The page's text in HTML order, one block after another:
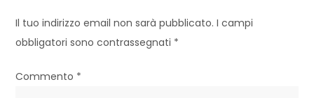
a
z
i
Il tuo indirizzo email non sarà pubblicato. I campi
obbligatori sono contrassegnati *
Commento *